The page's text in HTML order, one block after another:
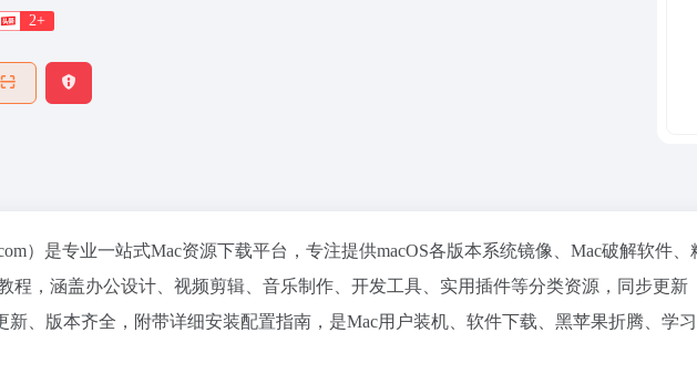
2+
）是专业一站式Mac资源下载平台，专注提供macOS各版本系统镜像、Mac破解软件、
程，涵盖办公设计、视频剪辑、音乐制作、开发工具、实用插件等分类资源，同步更新
新、版本齐全，附带详细安装配置指南，是Mac用户装机、软件下载、黑苹果折腾、学